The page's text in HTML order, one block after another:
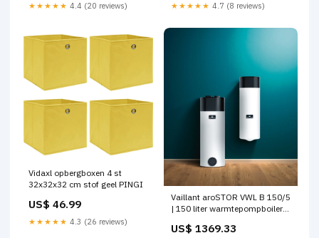
★★★★★ 4.4 (20 reviews) ★★★★★ 4.7 (8 reviews)
Vidaxl opbergboxen 4 st
32x32x32 cm stof geel PINGI
US$ 46.99
★★★★★ 4.3 (26 reviews)
Vaillant aroSTOR VWL B 150/5
| 150 liter warmtepompboiler
Muurbeugels (2 stuks)
US$ 1369.33